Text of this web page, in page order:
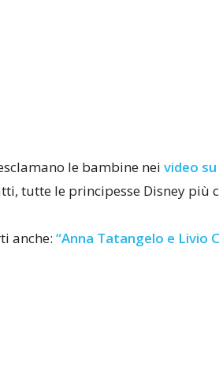
le bambine nei video
tutte le principesse Disney più
anche: “Anna Tatangelo e Livio